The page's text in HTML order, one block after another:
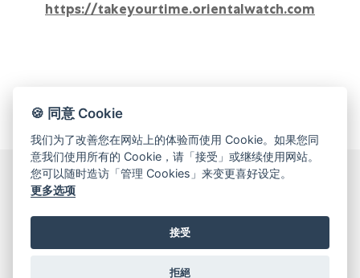
https://takeyourtime.orientalwatch.com
© 2026 Oriental Watch Company Limited.
贵金属及宝石B类注册交易商(注册号码：B-B-23-12-03776)
🍪 同意 Cookie
我们为了改善您在网站上的体验而使用 Cookie。如果您同
意我们使用所有的 Cookie，请「接受」或继续使用网站。
您可以随时造访「管理 Cookies」来变更喜好设定。
更多选项
接受
拒絕